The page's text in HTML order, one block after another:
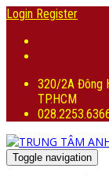
Login Register
320/2A Đông
TP.HCM
Toggle navigation